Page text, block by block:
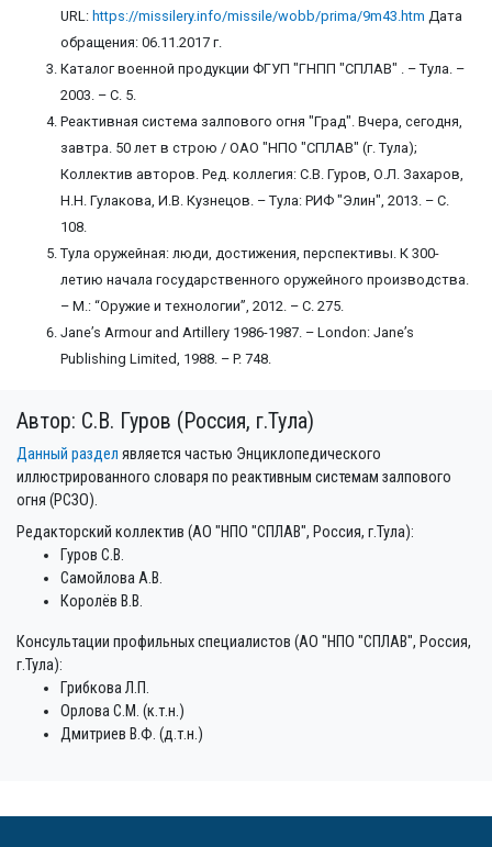
URL: https://missilery.info/missile/wobb/prima/9m43.htm Дата
обращения: 06.11.2017 г.
Каталог военной продукции ФГУП "ГНПП "СПЛАВ" . – Тула. –
2003. – С. 5.
Реактивная система залпового огня "Град". Вчера, сегодня,
завтра. 50 лет в строю / ОАО "НПО "СПЛАВ" (г. Тула);
Коллектив авторов. Ред. коллегия: С.В. Гуров, О.Л. Захаров,
Н.Н. Гулакова, И.В. Кузнецов. – Тула: РИФ "Элин", 2013. – С.
108.
Тула оружейная: люди, достижения, перспективы. К 300-
летию начала государственного оружейного производства.
– М.: “Оружие и технологии”, 2012. – С. 275.
Jane’s Armour and Artillery 1986-1987. – London: Jane’s
Publishing Limited, 1988. – P. 748.
Автор: С.В. Гуров (Россия, г.Тула)
Данный раздел является частью Энциклопедического
иллюстрированного словаря по реактивным системам залпового
огня (РСЗО).
Редакторский коллектив (АО "НПО "СПЛАВ", Россия, г.Тула):
Гуров С.В.
Самойлова А.В.
Королёв В.В.
Консультации профильных специалистов (АО "НПО "СПЛАВ", Россия,
г.Тула):
Грибкова Л.П.
Орлова С.М. (к.т.н.)
Дмитриев В.Ф. (д.т.н.)